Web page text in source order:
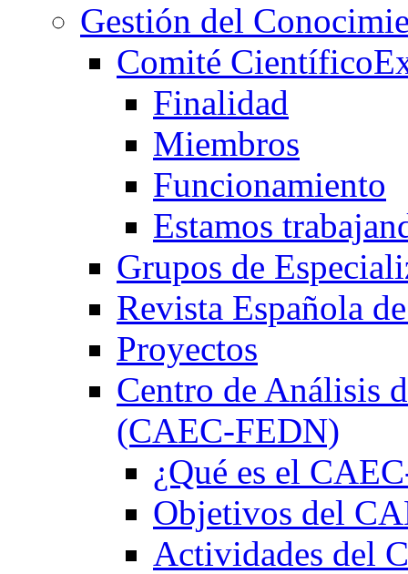
Gestión del
Comité Científico
Finalidad
Miembros
Funcionamiento
Estamos
Grupos de
Revista Española
Proyectos
Centro de Análisis
(CAEC-FEDN)
¿Qué es el
Objetivos del
Actividades del